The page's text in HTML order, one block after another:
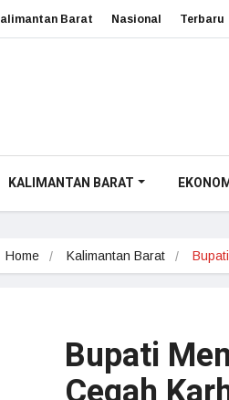
Barat Nasional Terbaru
KALIMANTAN BARAT
Home Kalimantan Barat
Bupati